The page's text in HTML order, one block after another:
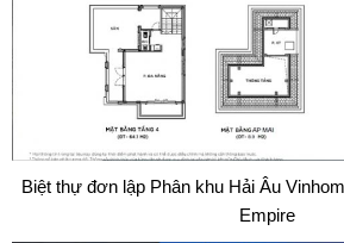
Biệt thự đơn lập Phân khu Hải Âu
Empire